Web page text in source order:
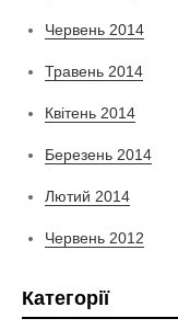
Червень 2014
Травень 2014
Квітень 2014
Березень 2014
Лютий 2014
Червень 2012
Категорії